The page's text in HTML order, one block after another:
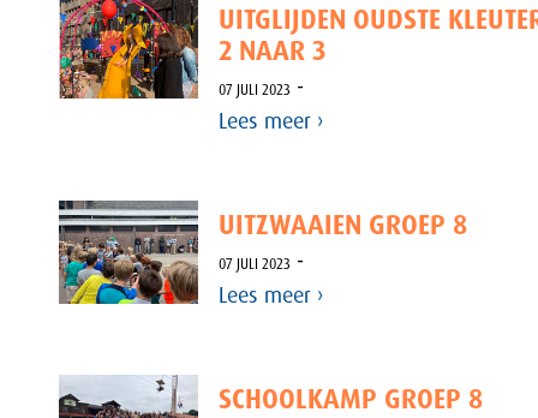
UITGLIJDEN OUDSTE
2 NAAR 3
07 JULI 2023 -
Lees meer ›
UITZWAAIEN GROEP 8
07 JULI 2023 -
Lees meer ›
SCHOOLKAMP GROEP 8